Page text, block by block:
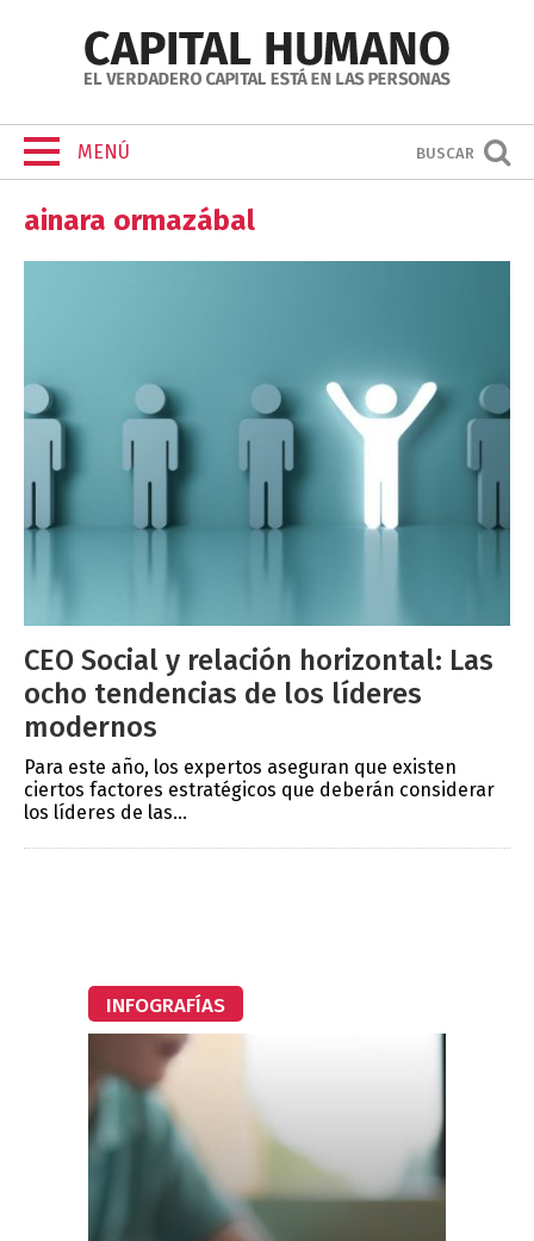
MENÚ BUSCAR
ainara ormazábal
CEO Social y relación horizontal: Las
ocho tendencias de los líderes
modernos
Para este año, los expertos aseguran que existen
ciertos factores estratégicos que deberán considerar
los líderes de las...
INFOGRAFÍAS